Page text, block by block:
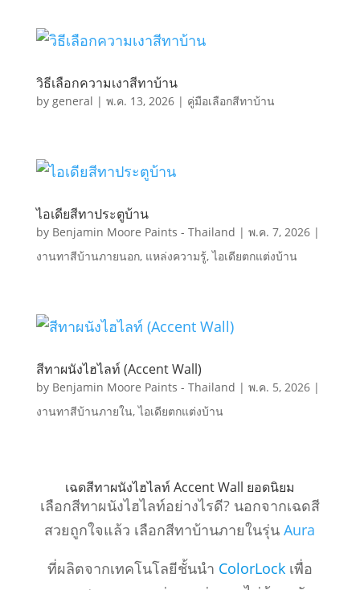
วิธีเลือกความเงาสีทาบ้าน
by general | พ.ค. 13, 2026| คู่มือเลือกสีทาบ้าน
ไอเดียสีทาประตูบ้าน
by Benjamin Moore Paints - Thailand | พ.ค. 7, 2026|
งานทาสีบ้านภายนอก, แหล่งความรู้,ไอเดียตกแต่งบ้าน
สีทาผนังไฮไลท์ (Accent Wall)
by Benjamin Moore Paints - Thailand | พ.ค. 5, 2026|
งานทาสีบ้านภายใน,ไอเดียตกแต่งบ้าน
เฉดสีทาผนังไฮไลท์ Accent Wall ยอดนิยม
เลือกสีทาผนังไฮไลท์อย่างไรดี? นอกจากเฉดสี
สวยถูกใจแล้ว เลือกสีทาบ้านภายในรุ่นAura
ที่ผลิตจากเทคโนโลยีชั้นนำ ColorLockเพื่อ